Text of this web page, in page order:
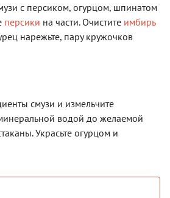
с персиком, огурцом, шпинатом
персики на части. Очистите имбирь
нарежьте, пару кружочков
смузи и измельчите
водой до желаемой
Украсьте огурцом и